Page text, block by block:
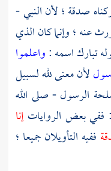
صدقة ؛ لأن النبي -
عنه ؛ وإنما كان الذي
تبارك اسمه :واعلموا
لأن معنى لله لسبيل
الرسول - صلى الله
ففي بعض الرواياتإنا
ففيه التأويلان جميعا ؛